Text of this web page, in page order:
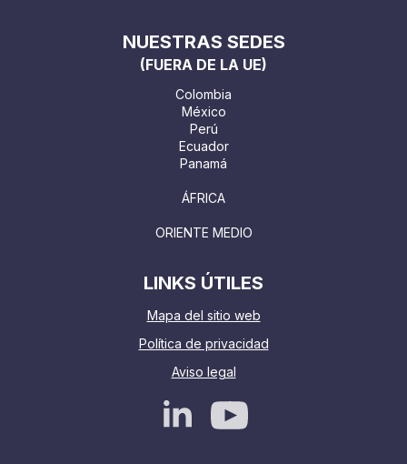
NUESTRAS SEDES
(FUERA DE LA UE)
Colombia
México
Perú
Ecuador
Panamá
ÁFRICA
ORIENTE MEDIO
LINKS ÚTILES
Mapa del sitio web
Política de privacidad
Aviso legal